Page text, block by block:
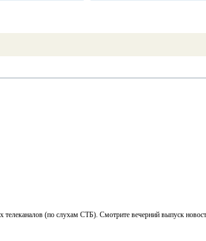
телеканалов (по слухам СТБ). Смотрите вечерний выпуск